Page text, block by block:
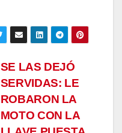
SE LAS DEJÓ
SERVIDAS: LE
ROBARON LA
MOTO CON LA